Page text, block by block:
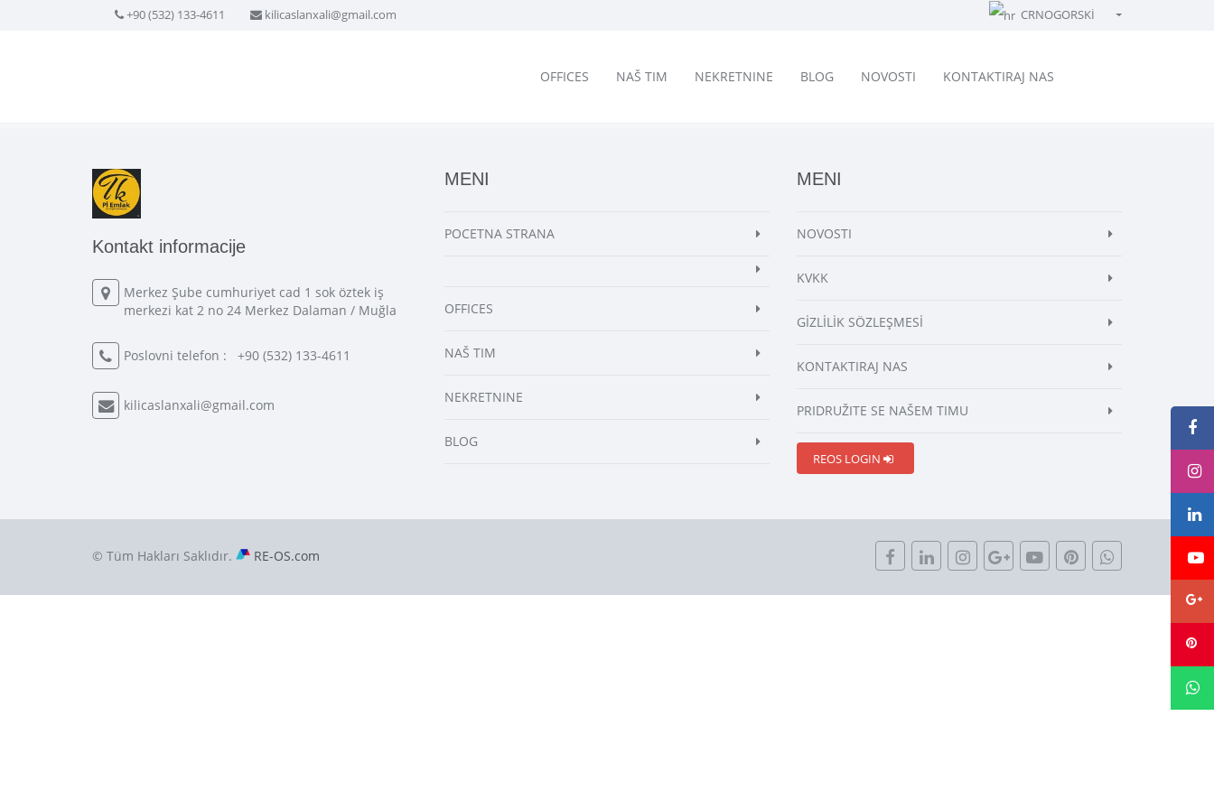
+90 (532) 133-4611 kilicaslanxali@gmail.com
CRNOGORSKİ
English - English
OFFICES NAŠ TIM NEKRETNINE BLOG NOVOSTI KONTAKTIRAJ NAS
Kontakt informacije
Merkez Şube cumhuriyet cad 1 sok öztek iş
merkezi kat 2 no 24 Merkez Dalaman / Muğla
Poslovni telefon : +90 (532) 133-4611
kilicaslanxali@gmail.com
MENI
POCETNA STRANA
OFFICES
NAŠ TIM
NEKRETNINE
BLOG
MENI
NOVOSTI
KVKK
GİZLİLİK SÖZLEŞMESİ
KONTAKTIRAJ NAS
PRIDRUŽITE SE NAŠEM TIMU
REOS LOGIN
© Tüm Hakları Saklıdır. RE-OS.com